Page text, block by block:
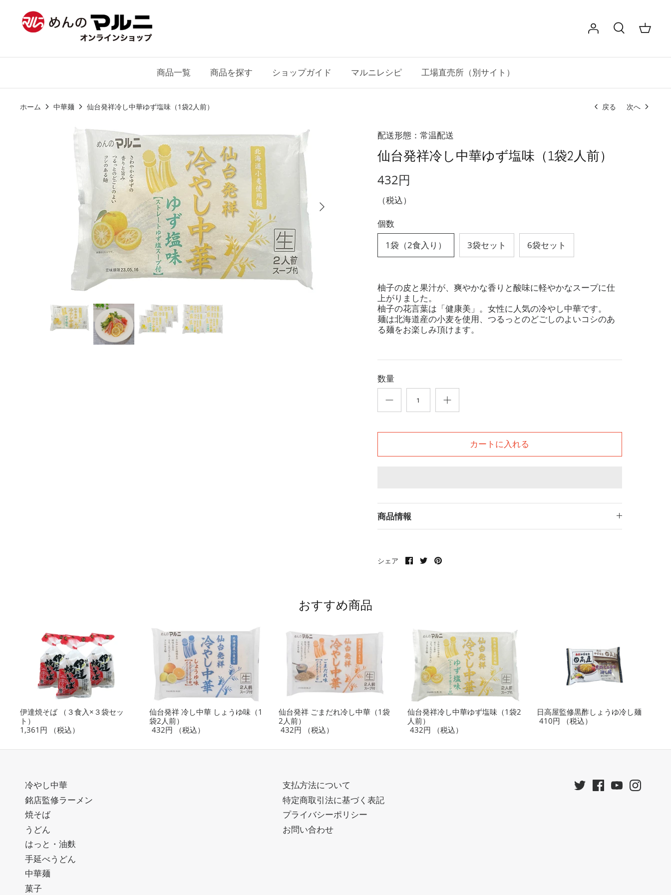
商品一覧 商品を探す ショップガイド マルニレシピ 工場直売所（別サイト）
ホーム 中華麺 仙台発祥冷し中華ゆず塩味（1袋2人前） 戻る 次へ
配送形態：常温配送
仙台発祥冷し中華ゆず塩味（1袋2人前）
432円
（税込）
個数
1袋（2食入り）
3袋セット 6袋セット
柚子の皮と果汁が、爽やかな香りと酸味に軽やかなスープに仕
上がりました。
柚子の花言葉は「健康美」。女性に人気の冷やし中華です。
麺は北海道産の小麦を使用、つるっとのどごしのよいコシのあ
る麺をお楽しみ頂けます。
数量
カートに入れる
商品情報
シェア Facebook
で
Twitter
Pin
おすすめ商品
伊達焼そば （３食入×３袋セッ
ト）
1,361円
（税込）
仙台発祥 冷し中華 しょうゆ味（1
袋2人前）
432円
（税込）
仙台発祥 ごまだれ冷し中華（1袋
2人前）
432円
（税込）
仙台発祥冷し中華ゆず塩味（1袋2
人前）
432円
（税込）
日高屋監修黒酢しょうゆ冷し麺
410円
（税込）
冷やし中華
銘店監修ラーメン
焼そば
うどん
はっと・油麩
手延べうどん
中華麺
菓子
支払方法について
特定商取引法に基づく表記
プライバシーポリシー
お問い合わせ